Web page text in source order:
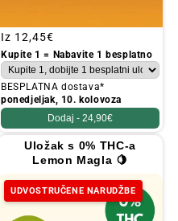
Redovna
cijena
Iz 12,45€
Kupite 1 = Nabavite 1 besplatno
BESPLATNA dostava*
ponedjeljak, 10. kolovoza
Dodaj - 24,90€
Uložak s 0% THC-a
Lemon Magla 🍋
UDVOSTRUČENE NARUDŽBE